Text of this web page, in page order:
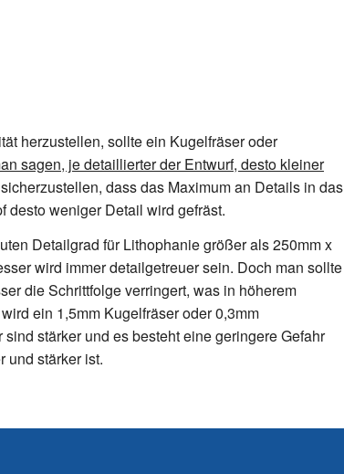
herzustellen, sollte ein Kugelfräser oder
sagen, je detaillierter der Entwurf, desto kleiner
dass das Maximum an Details in das
desto weniger Detail wird gefräst.
Detailgrad für Lithophanie größer als 250mm x
wird immer detailgetreuer sein. Doch man sollte
die Schrittfolge verringert, was in höherem
ein 1,5mm Kugelfräser oder 0,3mm
stärker und es besteht eine geringere Gefahr
und stärker ist.